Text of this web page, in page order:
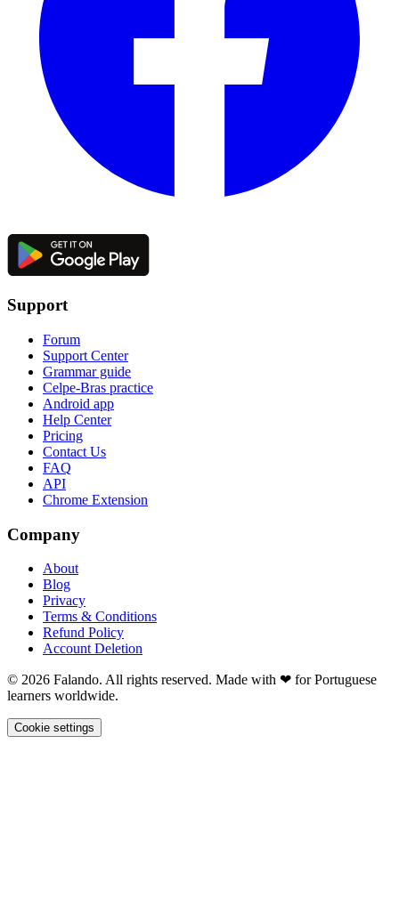
Support
Forum
Support Center
Grammar guide
Celpe-Bras practice
Android app
Help Center
Pricing
Contact Us
FAQ
API
Chrome Extension
Company
About
Blog
Privacy
Terms & Conditions
Refund Policy
Account Deletion
© 2026 Falando. All rights reserved. Made with ❤ for Portuguese
learners worldwide.
Cookie settings